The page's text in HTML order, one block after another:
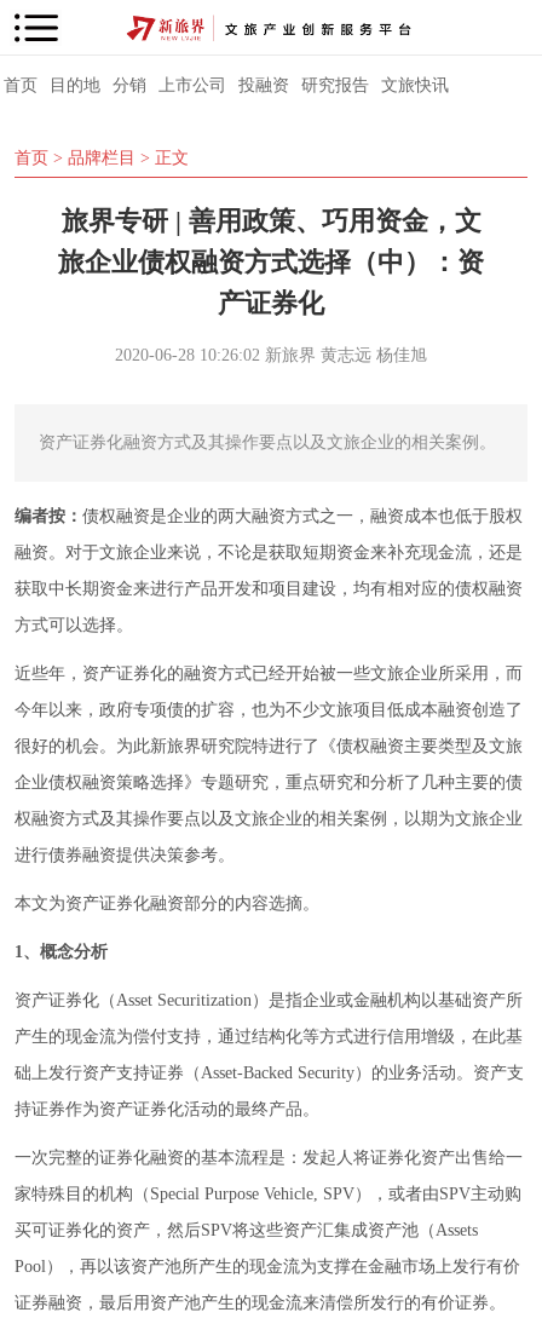
首页 目的地 分销 上市公司 投融资 研究报告 文旅快讯
首页 > 品牌栏目 > 正文
旅界专研 | 善用政策、巧用资金，文
旅企业债权融资方式选择（中）：资
产证券化
2020-06-28 10:26:02 新旅界 黄志远 杨佳旭
资产证券化融资方式及其操作要点以及文旅企业的相关案例。
编者按： 债权融资是企业的两大融资方式之一，融资成本也低于股权
融资。对于文旅企业来说，不论是获取短期资金来补充现金流，还是
获取中长期资金来进行产品开发和项目建设，均有相对应的债权融资
方式可以选择。
近些年，资产证券化的融资方式已经开始被一些文旅企业所采用，而
今年以来，政府专项债的扩容，也为不少文旅项目低成本融资创造了
很好的机会。为此新旅界研究院特进行了《债权融资主要类型及文旅
企业债权融资策略选择》专题研究，重点研究和分析了几种主要的债
权融资方式及其操作要点以及文旅企业的相关案例，以期为文旅企业
进行债券融资提供决策参考。
本文为资产证券化融资部分的内容选摘。
1、概念分析
资产证券化（Asset Securitization）是指企业或金融机构以基础资产所
产生的现金流为偿付支持，通过结构化等方式进行信用增级，在此基
础上发行资产支持证券（Asset-Backed Security）的业务活动。资产支
持证券作为资产证券化活动的最终产品。
一次完整的证券化融资的基本流程是：发起人将证券化资产出售给一
家特殊目的机构（Special Purpose Vehicle, SPV），或者由SPV主动购
买可证券化的资产，然后SPV将这些资产汇集成资产池（Assets
Pool），再以该资产池所产生的现金流为支撑在金融市场上发行有价
证券融资，最后用资产池产生的现金流来清偿所发行的有价证券。